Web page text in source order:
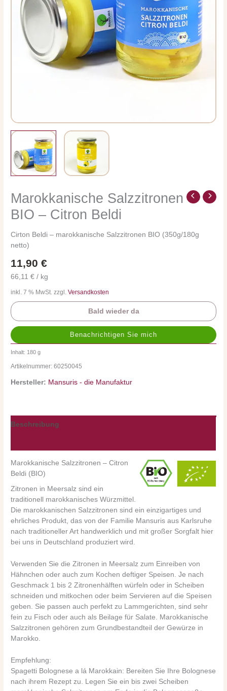
Marokkanische Salzzitronen
BIO – Citron Beldi
Cirton Beldi – marokkanische Salzzitronen BIO (350g/180g
netto)
11,90€
66,11 € / kg
inkl. 7 % MwSt. zzgl.Versandkosten
Bald wieder da
Inhalt: 180g
Artikelnummer:60250045
Hersteller: Mansuris - die Manufaktur
Beschreibung
Marokkanische Salzzitronen – Citron
Beldi (BIO)
Zitronen in Meersalz sind ein
traditionell marokkanisches Würzmittel.
Die marokkanischen Salzzitronen sind ein einzigartiges und
ehrliches Produkt, das von der Familie Mansuris aus Karlsruhe
nach traditioneller Art handwerklich und mit großer Sorgfalt hier
bei uns in Deutschland produziert wird.
Verwenden Sie die Zitronen in Meersalz zum Einreiben von
Hähnchen oder auch zum Kochen deftiger Speisen. Je nach
Geschmack 1 bis 2 Zitronenhälften würfeln oder in Scheiben
schneiden und mitkochen oder beim Servieren auf die Speisen
geben. Sie passen auch perfekt zu Lammgerichten, sind sehr
fein zu Fisch oder auch als Beilage für Salate. Marokkanische
Salzzitronen gehören zum Grundbestandteil der Gewürze in
Marokko.
Empfehlung:
Spagetti Bolognese a lá Marokkain: Bereiten Sie Ihre Bolognese
nach ihrem Rezept zu. Legen Sie ein bis zwei Scheiben